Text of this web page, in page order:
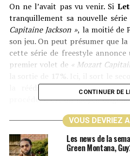
On ne l’avait pas vu venir. Si
tranquillement sa nouvelle série
Capitaine Jackson », la moitié de
son jeu. On peut présumer que
cette série de freestyle
premier volet de « Mozart
la réédition surprise, on
procédé. C’est un moyen
de son nom avec un retour
d’être pris à contre-pied dès
nouveau projet. De plus, il
CONTINUER DE
VOUS DEVRIEZ
Les news de la
Green Montana,